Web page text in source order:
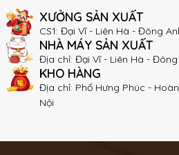
XƯỞNG SẢN XUẤT
CS1: Đại Vĩ - Liên Hà - Đông
NHÀ MÁY SẢN XUẤT
Địa chỉ: Đại Vĩ - Liên Hà - Đông
KHO HÀNG
Địa chỉ: Phố Hưng Phúc -
Nội